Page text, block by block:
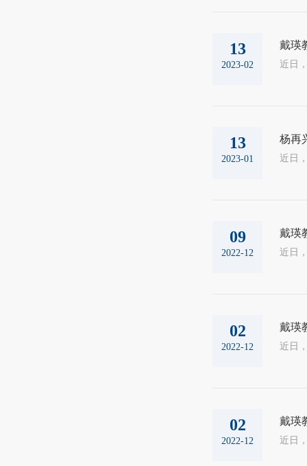
13
2023-02
戴瑛
13
2023-01
杨再
09
2022-12
戴瑛
02
2022-12
戴瑛
02
2022-12
戴瑛